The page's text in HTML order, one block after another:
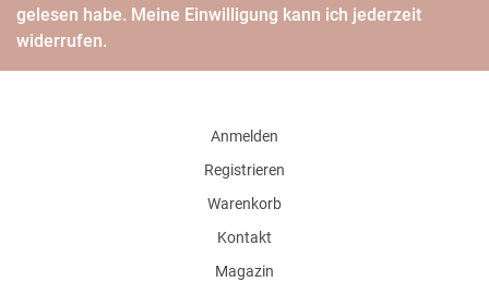
gelesen habe. Meine Einwilligung kann ich jederzeit
widerrufen.
Anmelden
Registrieren
Warenkorb
Kontakt
Magazin